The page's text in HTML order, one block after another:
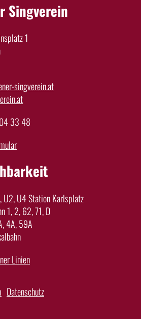
Singverein
1
singverein.at
33 48
U2, U4 Station Karlsplatz
1, 2, 62, 71, D
4A, 59A
Linien
Datenschutz